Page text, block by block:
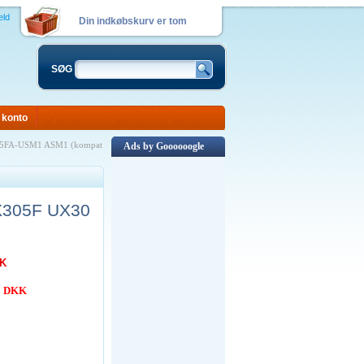
Din indkøbskurv er tom
SØG
konto
USM1 ASM1 (kompat
UX30
DKK
Ads by Goooooogle